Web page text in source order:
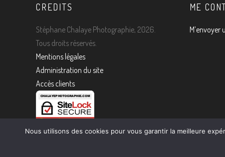
CREDITS
Stéphane Chalaye Photographie, 2026.
Tous droits réservés.
Mentions légales
Administration du site
Accès clients
ME
M’envoyer
Nous utilisons des cookies pour vous garantir la meilleure